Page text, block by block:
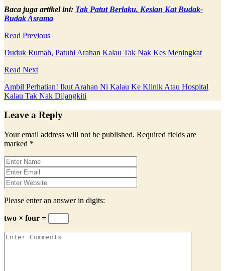
Baca juga artikel ini: Tak Patut Berlaku. Kesian Kat Budak-
Budak Asrama
Read Previous
Duduk Rumah, Patuhi Arahan Kalau Tak Nak Kes Meningkat
Read Next
Ambil Perhatian! Ikut Arahan Ni Kalau Ke Klinik Atau Hospital
Kalau Tak Nak Dijangkiti
Leave a Reply
Your email address will not be published. Required fields are
marked *
Please enter an answer in digits:
two × four =